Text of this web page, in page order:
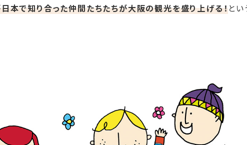
本で知り合った仲間たちたちが大阪の観光を盛り上げる！とい